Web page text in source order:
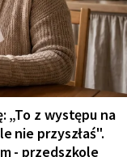
„To z występu na
nie przyszłaś".
- przedszkole